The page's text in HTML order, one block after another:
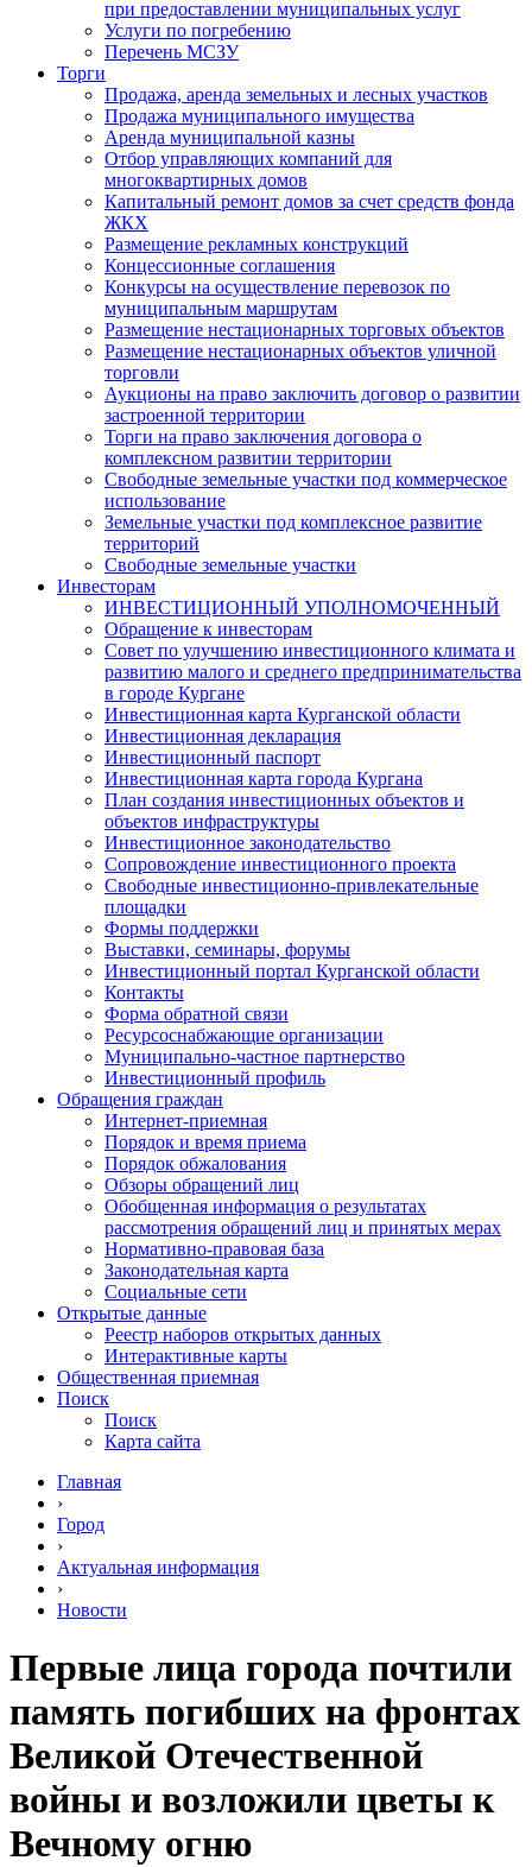
при предоставлении муниципальных услуг
Услуги по погребению
Перечень МСЗУ
Торги
Продажа, аренда земельных и лесных участков
Продажа муниципального имущества
Аренда муниципальной казны
Отбор управляющих компаний для
многоквартирных домов
Капитальный ремонт домов за счет средств фонда
ЖКХ
Размещение рекламных конструкций
Концессионные соглашения
Конкурсы на осуществление перевозок по
муниципальным маршрутам
Размещение нестационарных торговых объектов
Размещение нестационарных объектов уличной
торговли
Аукционы на право заключить договор о развитии
застроенной территории
Торги на право заключения договора о
комплексном развитии территории
Свободные земельные участки под коммерческое
использование
Земельные участки под комплексное развитие
территорий
Свободные земельные участки
Инвесторам
ИНВЕСТИЦИОННЫЙ УПОЛНОМОЧЕННЫЙ
Обращение к инвесторам
Совет по улучшению инвестиционного климата и
развитию малого и среднего предпринимательства
в городе Кургане
Инвестиционная карта Курганской области
Инвестиционная декларация
Инвестиционный паспорт
Инвестиционная карта города Кургана
План создания инвестиционных объектов и
объектов инфраструктуры
Инвестиционное законодательство
Сопровождение инвестиционного проекта
Свободные инвестиционно-привлекательные
площадки
Формы поддержки
Выставки, семинары, форумы
Инвестиционный портал Курганской области
Контакты
Форма обратной связи
Ресурсоснабжающие организации
Муниципально-частное партнерство
Инвестиционный профиль
Обращения граждан
Интернет-приемная
Порядок и время приема
Порядок обжалования
Обзоры обращений лиц
Обобщенная информация о результатах
рассмотрения обращений лиц и принятых мерах
Нормативно-правовая база
Законодательная карта
Социальные сети
Открытые данные
Реестр наборов открытых данных
Интерактивные карты
Общественная приемная
Поиск
Поиск
Карта сайта
Главная
›
Город
›
Актуальная информация
›
Новости
Первые лица города почтили
память погибших на фронтах
Великой Отечественной
войны и возложили цветы к
Вечному огню